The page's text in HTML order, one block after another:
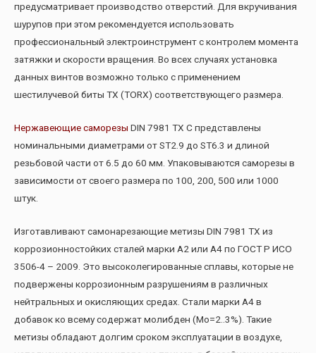
предусматривает производство отверстий. Для вкручивания
шурупов при этом рекомендуется использовать
профессиональный электроинструмент с контролем момента
затяжки и скорости вращения. Во всех случаях установка
данных винтов возможно только с применением
шестилучевой биты TX (TORX) соответствующего размера.
Нержавеющие саморезы DIN 7981 TX C представлены
номинальными диаметрами от ST2.9 до ST6.3 и длиной
резьбовой части от 6.5 до 60 мм. Упаковываются саморезы в
зависимости от своего размера по 100, 200, 500 или 1000
штук.
Изготавливают самонарезающие метизы DIN 7981 TX из
коррозионностойких сталей марки А2 или А4 по ГОСТ Р ИСО
3506-4 – 2009. Это высоколегированные сплавы, которые не
подвержены коррозионным разрушениям в различных
нейтральных и окисляющих средах. Стали марки А4 в
добавок ко всему содержат молибден (Mo=2..3%). Такие
метизы обладают долгим сроком эксплуатации в воздухе,